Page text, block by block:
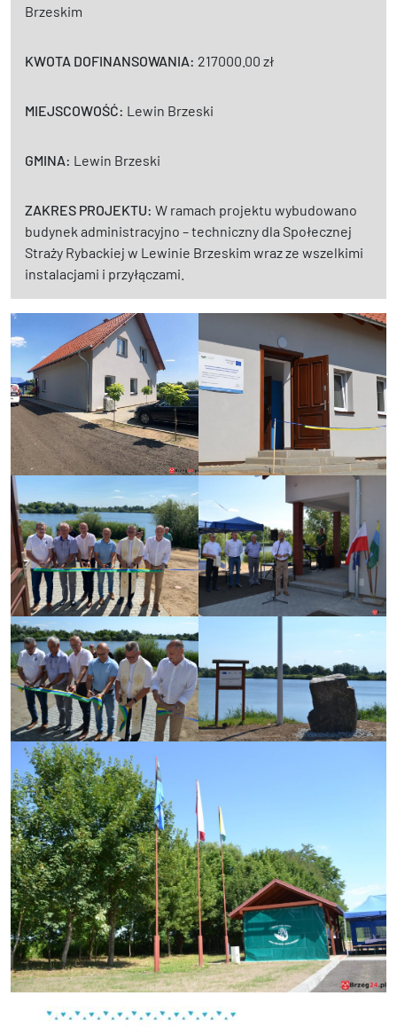
Brzeskim
KWOTA DOFINANSOWANIA: 217000.00 zł
MIEJSCOWOŚĆ: Lewin Brzeski
GMINA: Lewin Brzeski
ZAKRES PROJEKTU: W ramach projektu wybudowano
budynek administracyjno – techniczny dla Społecznej
Straży Rybackiej w Lewinie Brzeskim wraz ze wszelkimi
instalacjami i przyłączami.